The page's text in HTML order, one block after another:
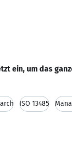
ein, um das
ISO 13485